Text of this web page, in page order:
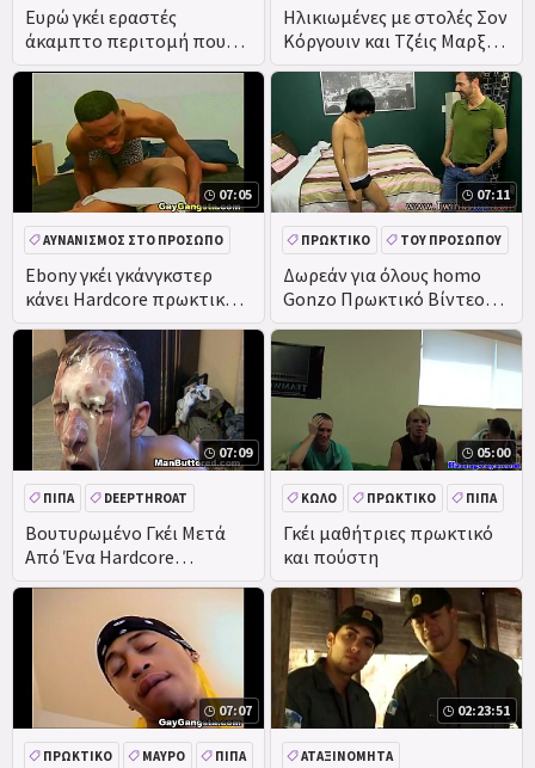
Ευρώ γκέι εραστές
άκαμπτο περιτομή πουλιά
αίγλη καυτό πρωκτικό
DEEPTHROAT
Ηλικιωμένες με στολές Σον
Κόργουιν και Τζέις Μαρξ
Πρωκτικό φυλή
ΑΥΝΑΝΙΣΜΌΣ ΣΤΟ ΠΡΌΣΩΠΟ
ΠΊΠΑ
ΜΕΓΆΛΟ ΚΑΒΛΊ
07:05
Ebony γκέι γκάνγκστερ
κάνει Hardcore πρωκτικό
γαμημένο δράση
ΑΥΝΑΝΙΣΜΌΣ ΣΤΟ ΠΡΌΣΩΠΟ
ΜΕΓΆΛΟ ΚΑΒΛΊ
ΜΑΎΡΟ
EBONY
07:11
Δωρεάν για όλους homo
Gonzo Πρωκτικό Βίντεο
Bryan κάνει Kyler squirm
όπως ο ίδιος deepthroats
ΠΡΩΚΤΙΚΌ ΤΟΥ ΠΡΟΣΏΠΟΥ
07:09
Βουτυρωμένο Γκέι Μετά
Από Ένα Hardcore
Πρωκτικό Σεξ
ΠΊΠΑ
DEEPTHROAT
ΜΕΓΆΛΟ ΚΑΒΛΊ
ΠΡΩΚΤΙΚΌ
05:00
Γκέι μαθήτριες πρωκτικό
και πούστη
ΚΏΛΟ ΠΡΩΚΤΙΚΌ
ΠΊΠΑ
ΕΡΑΣΙΤΕΧΝΙΚΌ
07:07
ΠΡΩΚΤΙΚΌ ΜΑΎΡΟ ΠΊΠΑ
02:23:51
ΑΤΑΞΙΝΌΜΗΤΑ